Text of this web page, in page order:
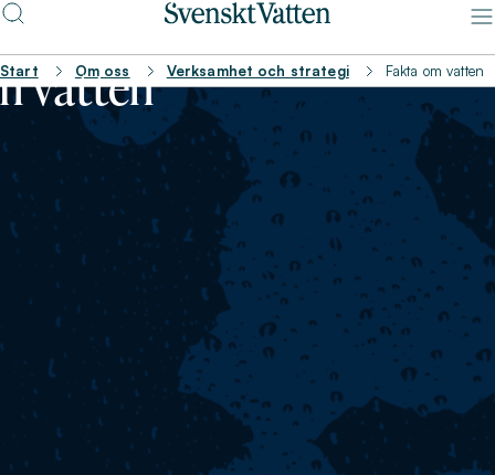
Start Om oss Verksamhet och strategi Fakta om vatten
vatten